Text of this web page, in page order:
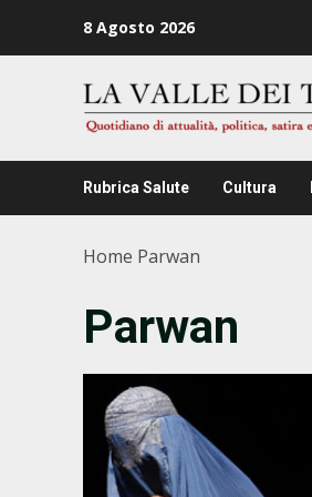
8 Agosto 2026
Rubrica Salute Cultura
Home Parwan
Parwan